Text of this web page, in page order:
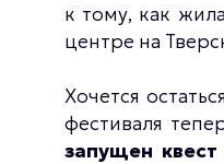
к тому, как
центре на
Хочется
фестиваля
запущен